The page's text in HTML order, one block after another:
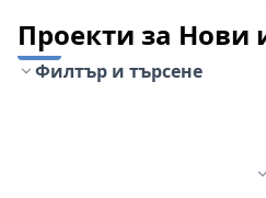
Проекти за Нови
Филтър и търсене